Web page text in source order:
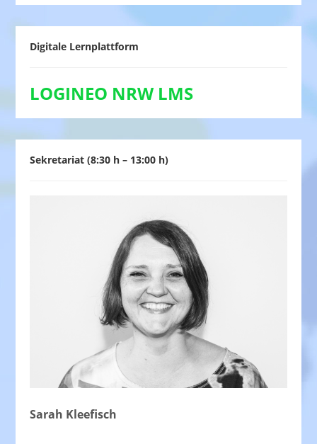
Digitale Lernplattform
LOGINEO NRW LMS
Sekretariat (8:30 h – 13:00 h)
Sarah Kleefisch